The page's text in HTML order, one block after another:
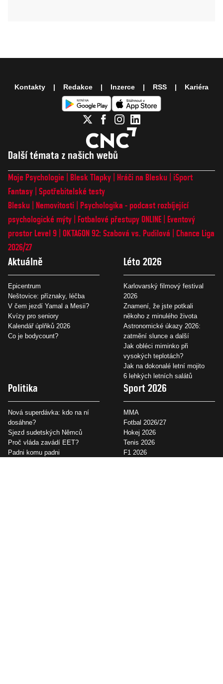
Další témata z našich webů
Moje Psychologie Blesk Tlapky Hráči na Blesku
iSport
Fantasy Spotřebitelské testy
Blesku
Nemovitosti
Psychologika - podcast rozbíjející
psychologické mýty
Fotbalové přestupy ONLINE
Eventový
prostor Level 9 OKTAGON 92: Szabová vs. Pudilová
Chance Liga
2026/27
Aktuálně
Epicentrum
Neštovice: příznaky, léčba
V čem jezdí Yamal a Mesii?
Kvízy pro seniory
Kalendář úplňků 2026
Co je bodycount?
Léto 2026
Karlovarský filmový festival
2026
Znamení, že jste potkali
někoho z minulého života
Astronomické úkazy 2026:
zatmění slunce a další
Jak obléci miminko při
vysokých teplotách?
Jak na dokonalé letní mojito
6 lehkých letních salátů
Politika
Nová superdávka: kdo na ní
dosáhne?
Sjezd sudetských Němců
Proč vláda zavádí EET?
Padni komu padni
Sport 2026
MMA
Fotbal 2026/27
Hokej 2026
Tenis 2026
F1 2026
Kontakty Redakce Inzerce RSS Kariéra